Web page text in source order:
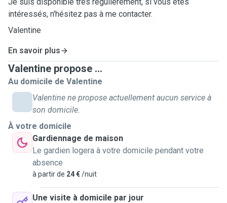
intéressés, n'hésitez pas à me contacter.
Valentine
En savoir plus
Valentine propose ...
Au domicile de Valentine
Valentine ne propose actuellement aucun service à
son domicile.
À votre domicile
Gardiennage de maison
Le gardien logera à votre domicile pendant votre
absence
à partir de 24 €/nuit
Une visite à domicile par jour